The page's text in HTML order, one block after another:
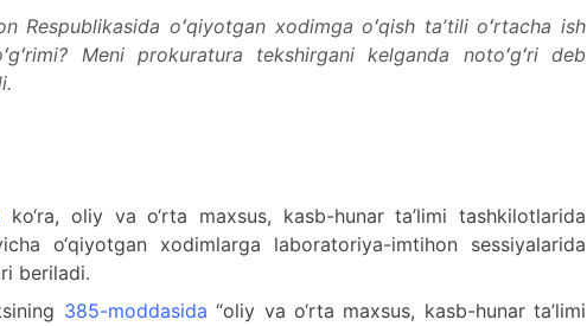
Respublikasida oʻqiyotgan xodimga oʻqish taʼtili oʻrtacha ish
Meni prokuratura tekshirgani kelganda notoʻgʻri deb
ko‘ra, oliy va o‘rta maxsus, kasb-hunar ta’limi tashkilotlarida
o‘qiyotgan xodimlarga laboratoriya-imtihon sessiyalarida
beriladi.
385-moddasida “oliy va o‘rta maxsus, kasb-hunar ta’limi